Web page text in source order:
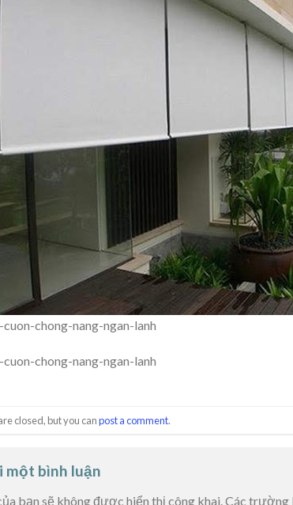
chong-nang-ngan-lanh
chong-nang-ngan-lanh
closed, but you canpost a comment.
một bình luận
bạn sẽ không được hiển thị công khai.Các trường